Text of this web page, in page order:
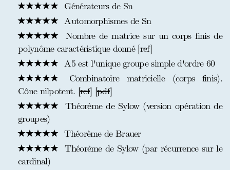
Générateurs de Sn
Automorphismes de Sn
Nombre de matrice sur un corps finis de
polynôme caractéristique donné [ref]
A5 est l'unique groupe simple d'ordre 60
Combinatoire matricielle (corps finis).
Cône nilpotent. [ref] [pdf]
Théorème de Sylow (version opération de
groupes)
Théorème de Brauer
Théorème de Sylow (par récurrence sur le
cardinal)